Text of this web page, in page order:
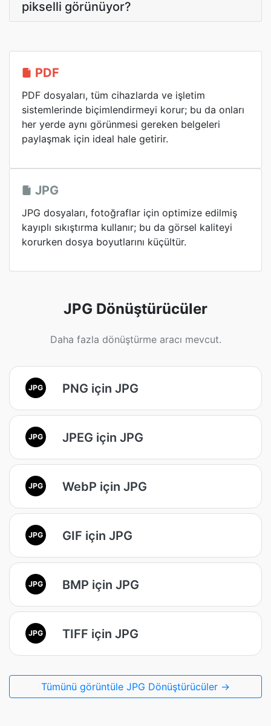
pikselli görünüyor?
PDF
PDF dosyaları, tüm cihazlarda ve işletim
sistemlerinde biçimlendirmeyi korur; bu da onları
her yerde aynı görünmesi gereken belgeleri
paylaşmak için ideal hale getirir.
JPG
JPG dosyaları, fotoğraflar için optimize edilmiş
kayıplı sıkıştırma kullanır; bu da görsel kaliteyi
korurken dosya boyutlarını küçültür.
JPG Dönüştürücüler
Daha fazla dönüştürme aracı mevcut.
JPG PNG için JPG
JPG JPEG için JPG
JPG WebP için JPG
JPG GIF için JPG
JPG BMP için JPG
JPG TIFF için JPG
Tümünü görüntüle JPG Dönüştürücüler →